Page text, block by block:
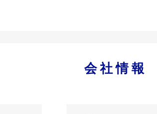
会社情報